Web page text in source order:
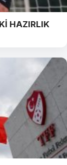
HAZIRLIK